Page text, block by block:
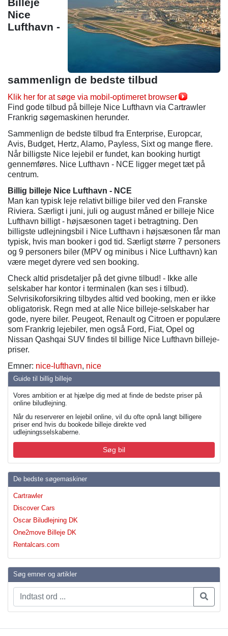
Guide til billig billeje
Vores ambition er at hjælpe dig med at finde de bedste priser på
online biludlejning.
Når du reserverer en lejebil online, vil du ofte opnå langt billigere
priser end hvis du bookede billeje direkte ved
udlejningsselskaberne.
Søg bil
De bedste søgemaskiner
Cartrawler
Discover Cars
Oscar Biludlejning DK
One2move Billeje DK
Rentalcars.com
Søg emner og artikler
Nice
Lufthavn -
sammenlign de bedste tilbud
Klik her for at søge via mobil-optimeret browser
Find gode tilbud på billeje Nice Lufthavn via Cartrawler
Frankrig søgemaskinen herunder.
Sammenlign de bedste tilbud fra Enterprise, Europcar,
Avis, Budget, Hertz, Alamo, Payless, Sixt og mange flere.
Når billigste Nice lejebil er fundet, kan booking hurtigt
gennemføres. Nice Lufthavn - NCE ligger meget tæt på
centrum.
Billig billeje Nice Lufthavn - NCE
Man kan typisk leje relativt billige biler ved den Franske
Riviera. Særligt i juni, juli og august måned er billeje Nice
Lufthavn billigt - højsæsonen taget i betragtning. Den
billigste udlejningsbil i Nice Lufthavn i højsæsonen får man
typisk, hvis man booker i god tid. Særligt større 7 personers
og 9 personers biler (MPV og minibus i Nice Lufthavn) kan
være meget dyrere ved sen booking.
Check altid prisdetaljer på det givne tilbud! - Ikke alle
selskaber har kontor i terminalen (kan ses i tilbud).
Selvrisikoforsikring tilbydes altid ved booking, men er ikke
obligatorisk. Regn med at alle Nice billeje-selskaber har
gode, nyere biler. Peugeot, Renault og Citroen er populære
som Frankrig lejebiler, men også Ford, Fiat, Opel og
Nissan Qashqai SUV findes til billige Nice Lufthavn billeje-
priser.
Emner: nice-lufthavn, nice